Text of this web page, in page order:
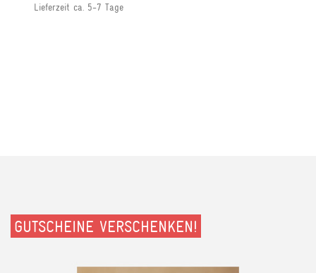
Lieferzeit ca. 5-7 Tage
GUTSCHEINE VERSCHENKEN!